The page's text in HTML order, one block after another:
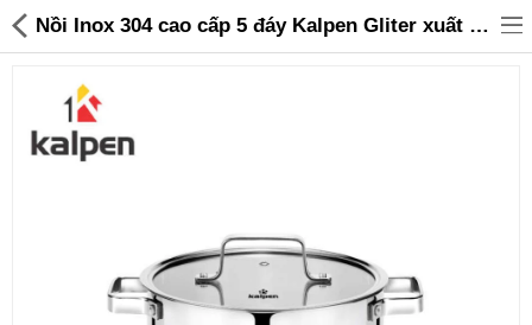
Nồi Inox 304 cao cấp 5 đáy Kalpen Gliter xuất Đức size 20cm, bảo hành 5 năm - 399,000 | Sanhangre